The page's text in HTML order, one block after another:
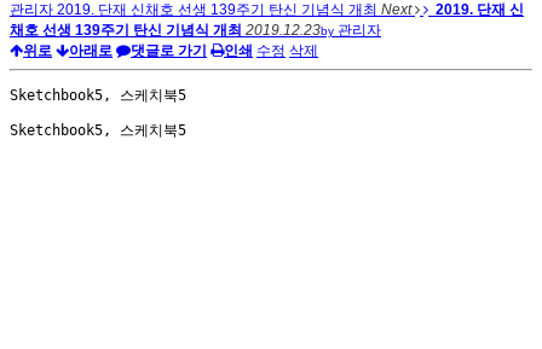
관리자 2019. 단재 신채호 선생 139주기 탄신 기념식 개최 Next
2019. 단재 신
채호 선생 139주기 탄신 기념식 개최 2019.12.23by 관리자
위로
아래로 댓글로 가기 인쇄 수정 삭제
Sketchbook5, 스케치북5
Sketchbook5, 스케치북5